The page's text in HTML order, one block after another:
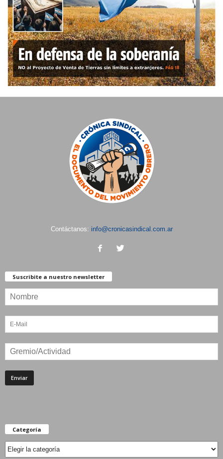
Contáctanos: info@cronicasindical.com.ar
Suscribite a nuestro newsletter
Categoría
Categoría